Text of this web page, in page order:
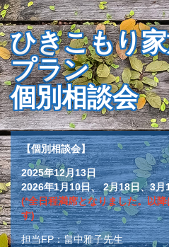
ひきこもり
プラン
個別相談会
【個別相談会】
2025年12月13日
2026年1月10日、 2月18日、3月
(*全日程満席となりました。以
す)
担当FP：畠中雅子先生